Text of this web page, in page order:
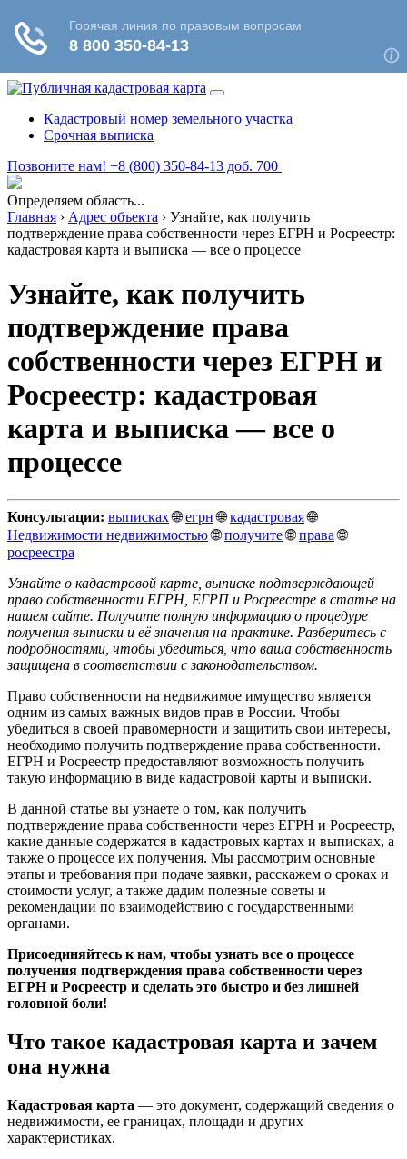
Кадастровый номер земельного участка
Срочная выписка
Позвоните нам! +8 (800) 350-84-13 доб. 700
Определяем область...
Главная › Адрес объекта › Узнайте, как получить
подтверждение права собственности через ЕГРН и Росреестр:
кадастровая карта и выписка — все о процессе
Узнайте, как получить
подтверждение права
собственности через ЕГРН и
Росреестр: кадастровая
карта и выписка — все о
процессе
Консультации: выписках🌐егрн🌐кадастровая🌐
Недвижимости недвижимостью🌐получите🌐права🌐
росреестра
Узнайте о кадастровой карте, выписке подтверждающей
право собственности ЕГРН, ЕГРП и Росреестре в статье на
нашем сайте. Получите полную информацию о процедуре
получения выписки и её значения на практике. Разберитесь с
подробностями, чтобы убедиться, что ваша собственность
защищена в соответствии с законодательством.
Право собственности на недвижимое имущество является
одним из самых важных видов прав в России. Чтобы
убедиться в своей правомерности и защитить свои интересы,
необходимо получить подтверждение права собственности.
ЕГРН и Росреестр предоставляют возможность получить
такую информацию в виде кадастровой карты и выписки.
В данной статье вы узнаете о том, как получить
подтверждение права собственности через ЕГРН и Росреестр,
какие данные содержатся в кадастровых картах и выписках, а
также о процессе их получения. Мы рассмотрим основные
этапы и требования при подаче заявки, расскажем о сроках и
стоимости услуг, а также дадим полезные советы и
рекомендации по взаимодействию с государственными
органами.
Присоединяйтесь к нам, чтобы узнать все о процессе
получения подтверждения права собственности через
ЕГРН и Росреестр и сделать это быстро и без лишней
головной боли!
Что такое кадастровая карта и зачем
она нужна
Кадастровая карта — это документ, содержащий сведения о
недвижимости, ее границах, площади и других
характеристиках.